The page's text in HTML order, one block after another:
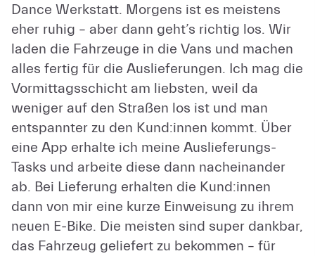
Dance Werkstatt. Morgens ist es meistens
eher ruhig – aber dann geht’s richtig los. Wir
laden die Fahrzeuge in die Vans und machen
alles fertig für die Auslieferungen. Ich mag die
Vormittagsschicht am liebsten, weil da
weniger auf den Straßen los ist und man
entspannter zu den Kund:innen kommt. Über
eine App erhalte ich meine Auslieferungs-
Tasks und arbeite diese dann nacheinander
ab. Bei Lieferung erhalten die Kund:innen
dann von mir eine kurze Einweisung zu ihrem
neuen E-Bike. Die meisten sind super dankbar,
das Fahrzeug geliefert zu bekommen – für